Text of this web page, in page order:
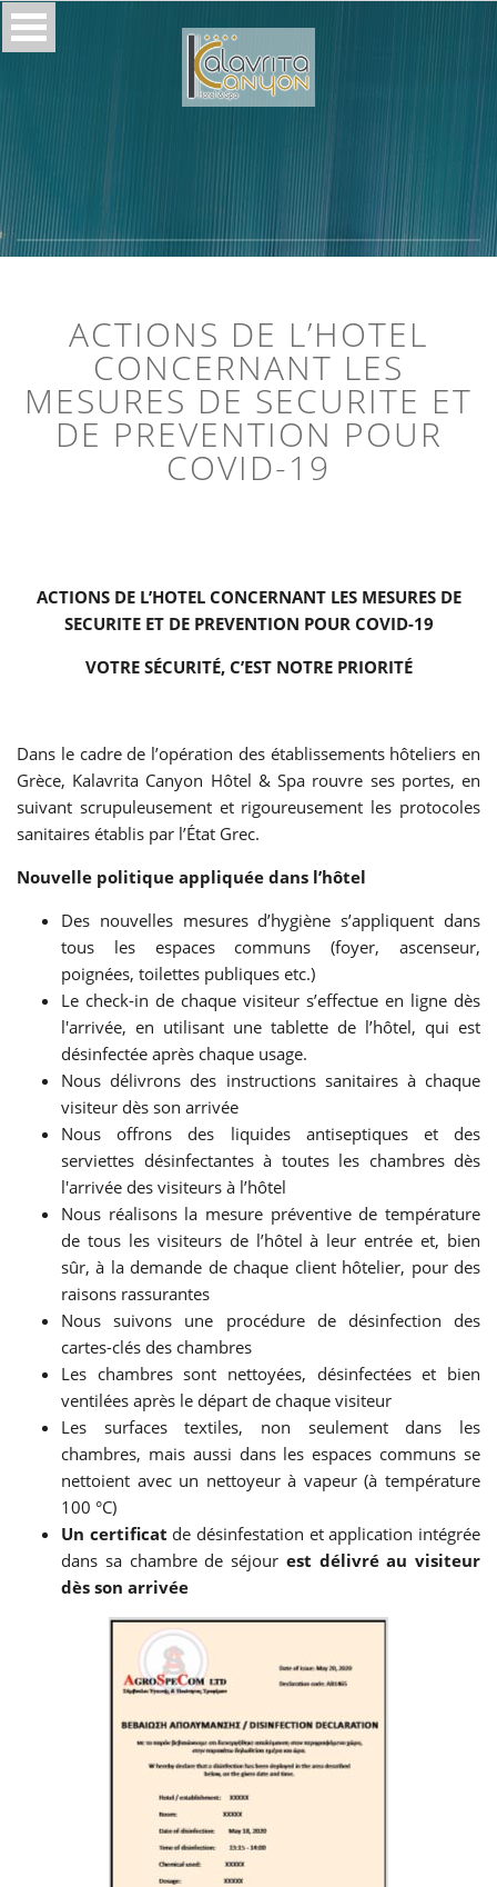
ACTIONS DE L’HOTEL
CONCERNANT LES
MESURES DE SECURITE ET
DE PREVENTION POUR
COVID-19
ACTIONS DE L’HOTEL CONCERNANT LES MESURES DE
SECURITE ET DE PREVENTION POUR COVID-19
VOTRE SÉCURITÉ, C’EST NOTRE PRIORITÉ
Dans le cadre de l’opération des établissements hôteliers en
Grèce, Kalavrita Canyon Hôtel & Spa rouvre ses portes, en
suivant scrupuleusement et rigoureusement les protocoles
sanitaires établis par l’État Grec.
Nouvelle politique appliquée dans l’hôtel
Des nouvelles mesures d’hygiène s’appliquent dans
tous les espaces communs (foyer, ascenseur,
poignées, toilettes publiques etc.)
Le check-in de chaque visiteur s’effectue en ligne dès
l'arrivée, en utilisant une tablette de l’hôtel, qui est
désinfectée après chaque usage.
Nous délivrons des instructions sanitaires à chaque
visiteur dès son arrivée
Nous offrons des liquides antiseptiques et des
serviettes désinfectantes à toutes les chambres dès
l'arrivée des visiteurs à l’hôtel
Nous réalisons la mesure préventive de température
de tous les visiteurs de l’hôtel à leur entrée et, bien
sûr, à la demande de chaque client hôtelier, pour des
raisons rassurantes
Nous suivons une procédure de désinfection des
cartes-clés des chambres
Les chambres sont nettoyées, désinfectées et bien
ventilées après le départ de chaque visiteur
Les surfaces textiles, non seulement dans les
chambres, mais aussi dans les espaces communs se
nettoient avec un nettoyeur à vapeur (à température
100 °C)
Un certificat de désinfestation et application intégrée
dans sa chambre de séjour est délivré au visiteur
dès son arrivée